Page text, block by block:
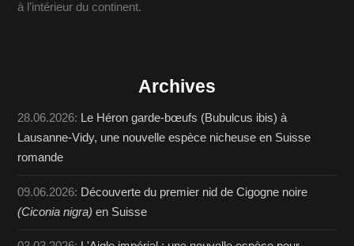
à l’intérieur du continent.
Archives
28.06.2026: Le Héron garde-bœufs (Bubulcus ibis) à
Lausanne-Vidy, une nouvelle espèce nicheuse en Suisse
romande
09.06.2026: Découverte du premier nid de Cigogne noire
(Ciconia nigra) en Suisse